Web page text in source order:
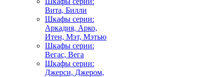
Вита, Билли
Шкафы серии:
Аркадия, Арко,
Итен, Мэт, Мэтью
Шкафы серии:
Вегас, Вега
Шкафы серии:
Джерси, Джером,